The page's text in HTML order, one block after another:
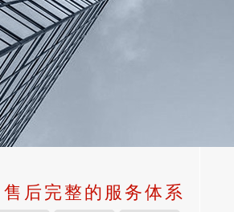
后完整的服务体系